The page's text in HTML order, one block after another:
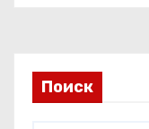
иПоиск